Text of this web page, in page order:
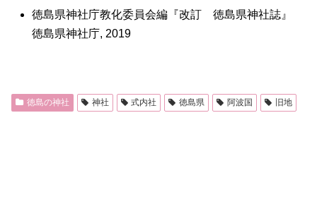
徳島県神社庁教化委員会編『改訂 徳島県神社誌』
徳島県神社庁, 2019
徳島の神社 神社 式内社 徳島県 阿波国 旧地